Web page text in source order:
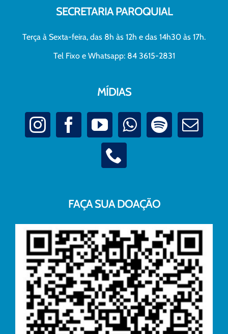
SECRETARIA PAROQUIAL
Terça à Sexta-feira, das 8h às 12h e das 14h30 às 17h.
Tel Fixo e Whatsapp: 84 3615-2831
MÍDIAS
FAÇA SUA DOAÇÃO